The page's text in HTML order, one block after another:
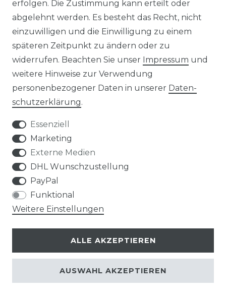
SERVICE & INFOS
ONLINE-KAUFBERATER
MONTAGESERVICE
VERSANDKOSTEN
BEZAHLUNG
KLIMA- UND UMWELTSCHUTZ
LEXIKON
UNTERNEHMEN
erfolgen. Die Zustimmung kann erteilt oder
abgelehnt werden. Es besteht das Recht, nicht
einzuwilligen und die Einwilligung zu einem
späteren Zeitpunkt zu ändern oder zu
widerrufen. Beachten Sie unser Impressum und
weitere Hinweise zur Verwendung
personenbezogener Daten in unserer Daten­
schutz­erklärung.
Essenziell
Marketing
Externe Medien
DHL Wunschzustellung
PayPal
Funktional
Weitere Einstellungen
ALLE AKZEPTIEREN
AUSWAHL AKZEPTIEREN